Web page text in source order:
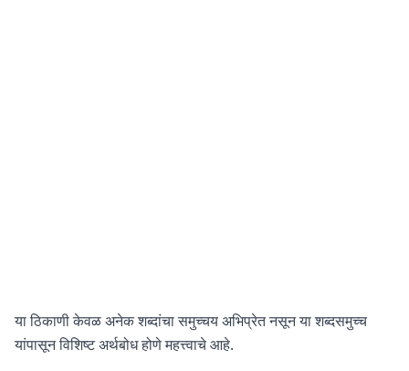
या ठिकाणी केवळ अनेक शब्दांचा समुच्चय अभिप्रेत नसून या शब्दसमुच्च
यांपासून विशिष्ट अर्थबोध होणे महत्त्वाचे आहे.